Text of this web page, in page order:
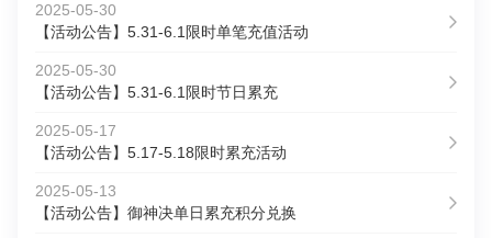
2025-05-30
【活动公告】5.31-6.1限时单笔充值活动
2025-05-30
【活动公告】5.31-6.1限时节日累充
2025-05-17
【活动公告】5.17-5.18限时累充活动
2025-05-13
【活动公告】御神决单日累充积分兑换